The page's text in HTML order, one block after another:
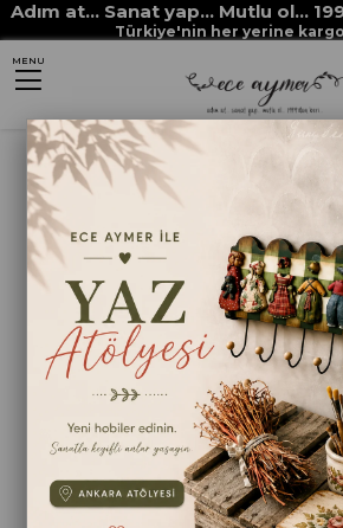
Adım at... Sanat yap... Mutlu ol...
Türkiye'nin her yerine kargo
MENU
Anasayfa FIRÇALAR ZEMİN FIRÇALARI DÜZ